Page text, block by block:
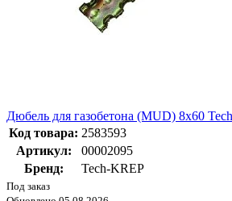
Дюбель для газобетона (MUD) 8х60
Код товара: 2583593
Артикул:
00002095
Бренд:
Tech-KREP
Под заказ